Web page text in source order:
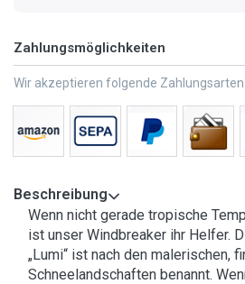
Zahlungsmöglichkeiten
Wir akzeptieren folgende Zahlungsarten
Beschreibung
Wenn nicht gerade tropische
ist unser Windbreaker ihr Helfer.
„Lumi“ ist nach den malerischen,
Schneelandschaften benannt.